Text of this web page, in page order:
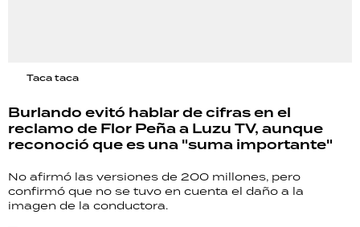
Taca taca
Burlando evitó hablar de cifras en el
reclamo de Flor Peña a Luzu TV, aunque
reconoció que es una "suma importante"
No afirmó las versiones de 200 millones, pero
confirmó que no se tuvo en cuenta el daño a la
imagen de la conductora.